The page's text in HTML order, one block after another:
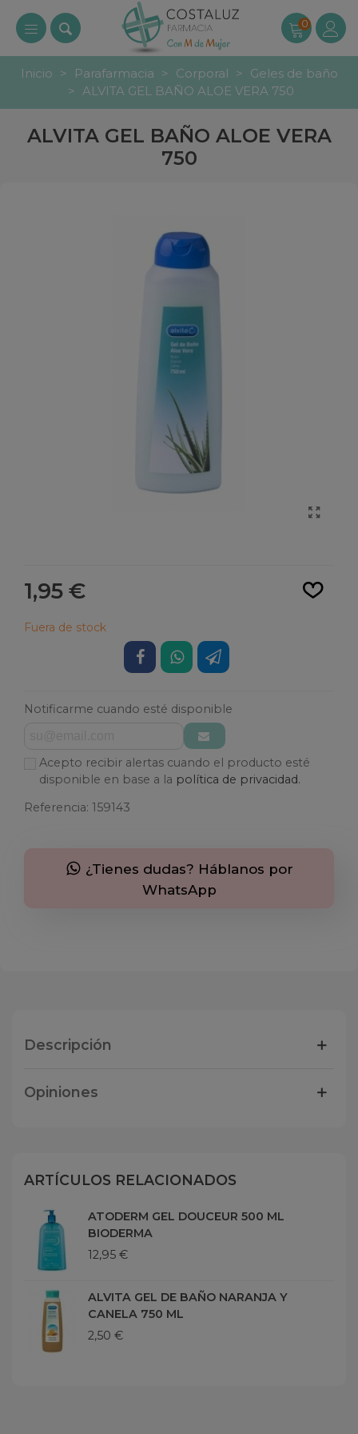
0
Inicio > Parafarmacia > Corporal >
Geles de baño
> ALVITA GEL BAÑO ALOE VERA 750
ALVITA GEL BAÑO ALOE VERA
750
1,95 €
Fuera de stock
Notificarme cuando esté disponible
Acepto recibir alertas cuando el producto esté
disponible en base a la política de privacidad.
Referencia: 159143
¿Tienes dudas? Háblanos por
WhatsApp
Descripción
Opiniones
ARTÍCULOS RELACIONADOS
ATODERM GEL DOUCEUR 500 ML
BIODERMA
12,95 €
ALVITA GEL DE BAÑO NARANJA Y
CANELA 750 ML
2,50 €